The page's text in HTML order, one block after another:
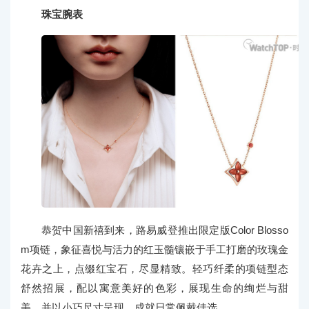
珠宝腕表
恭贺中国新禧到来，路易威登推出限定版Color Blosso
m项链，象征喜悦与活力的红玉髓镶嵌于手工打磨的玫瑰金
花卉之上，点缀红宝石，尽显精致。轻巧纤柔的项链型态
舒然招展，配以寓意美好的色彩，展现生命的绚烂与甜